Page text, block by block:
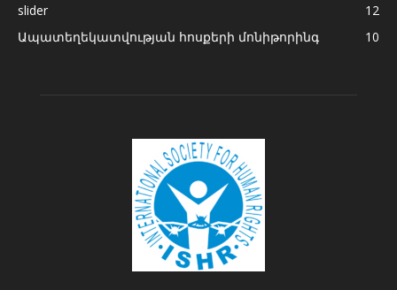
slider
12
Ապատեղեկատվության հոսքերի մոնիթորինգ
10